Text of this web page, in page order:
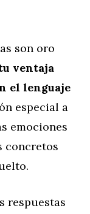
son oro
ventaja
el lenguaje
especial a
emociones
concretos
respuestas